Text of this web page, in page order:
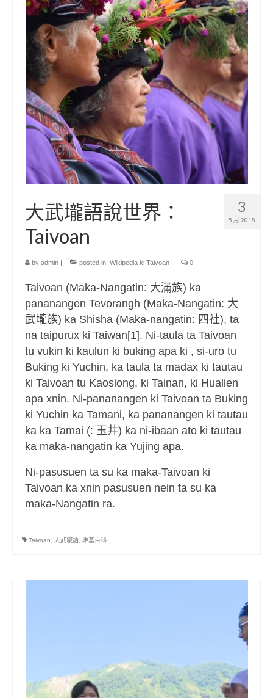
3
5 月 2018
大武壠語說世界：
Taivoan
by admin | posted in: Wikipedia ki Taivoan | 0
Taivoan (Maka-Nangatin: 大滿族) ka
pananangen Tevorangh (Maka-Nangatin: 大
武壠族) ka Shisha (Maka-nangatin: 四社), ta
na taipurux ki Taiwan[1]. Ni-taula ta Taivoan
tu vukin ki kaulun ki buking apa ki , si-uro tu
Buking ki Yuchin, ka taula ta madax ki tautau
ki Taivoan tu Kaosiong, ki Tainan, ki Hualien
apa xnin. Ni-pananangen ki Taivoan ta Buking
ki Yuchin ka Tamani, ka pananangen ki tautau
ka ka Tamai (: 玉井) ka ni-ibaan ato ki tautau
ka maka-nangatin ka Yujing apa.
Ni-pasusuen ta su ka maka-Taivoan ki
Taivoan ka xnin pasusuen nein ta su ka
maka-Nangatin ra.
Taivoan 大武壠語 維基百科